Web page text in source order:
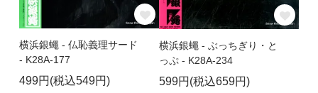
横浜銀蠅 - 仏恥義理サード
- K28A-177
499円(税込549円)
横浜銀蠅 - ぶっちぎり・と
っぷ - K28A-234
599円(税込659円)